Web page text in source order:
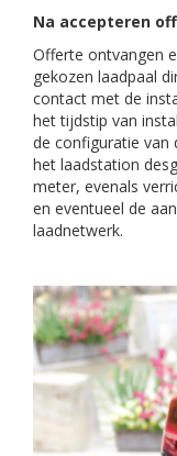
Na accepteren
Offerte ontvangen
gekozen laadpaal
contact met de
het tijdstip van
de configuratie van
het laadstation
meter, evenals
en eventueel de
laadnetwerk.